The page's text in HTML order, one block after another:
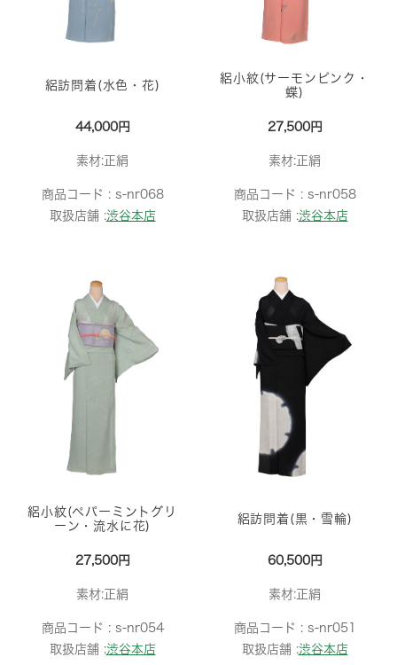
絽訪問着(水色・花)
44,000円
素材:正絹
商品コード : s-nr068
取扱店舗 :渋谷本店
絽小紋(サーモンピンク・
蝶)
27,500円
素材:正絹
商品コード : s-nr058
取扱店舗 :渋谷本店
絽小紋(ペパーミントグリ
ーン・流水に花)
27,500円
素材:正絹
商品コード : s-nr054
取扱店舗 :渋谷本店
絽訪問着(黒・雪輪)
60,500円
素材:正絹
商品コード : s-nr051
取扱店舗 :渋谷本店